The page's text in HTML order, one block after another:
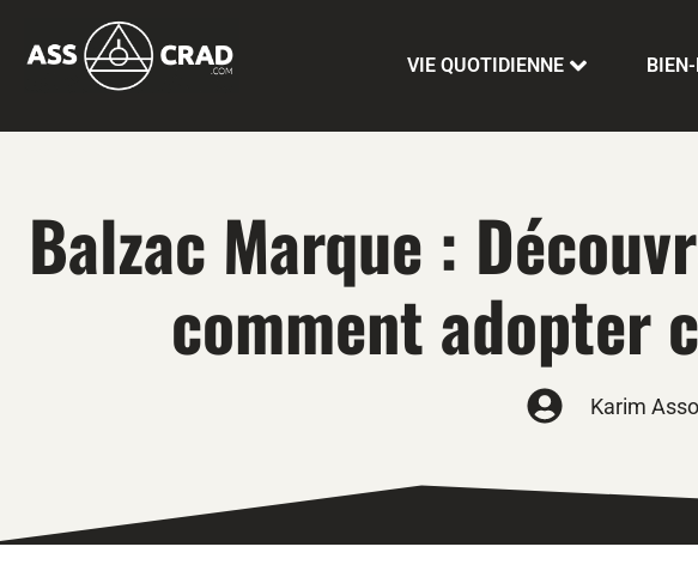
VIE QUOTIDIENNE
Balzac Marque :
comment adopter
Karim